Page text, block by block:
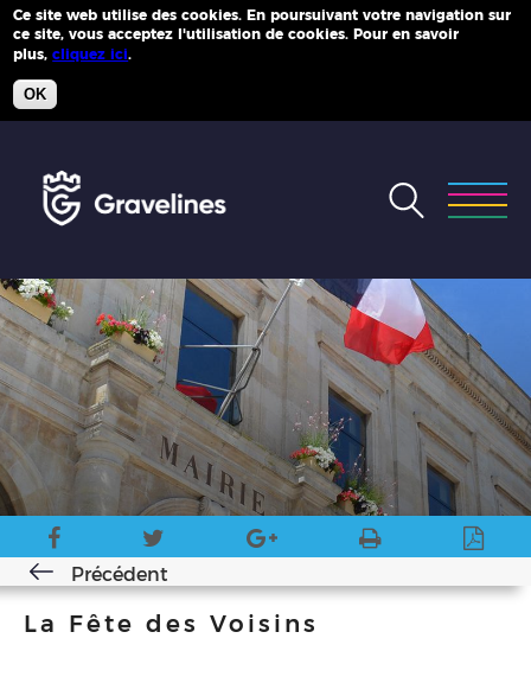
Ce site web utilise des cookies. En poursuivant votre navigation sur
ce site, vous acceptez l'utilisation de cookies. Pour en savoir
plus,cliquez ici.
OK
Précédent
La Fête des Voisins